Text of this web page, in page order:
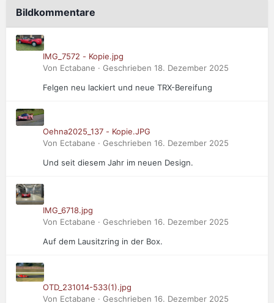
Bildkommentare
IMG_7572 - Kopie.jpg
Von Ectabane · Geschrieben 18. Dezember 2025
Felgen neu lackiert und neue TRX-Bereifung
Oehna2025_137 - Kopie.JPG
Von Ectabane · Geschrieben 16. Dezember 2025
Und seit diesem Jahr im neuen Design.
IMG_6718.jpg
Von Ectabane · Geschrieben 16. Dezember 2025
Auf dem Lausitzring in der Box.
OTD_231014-533(1).jpg
Von Ectabane · Geschrieben 16. Dezember 2025